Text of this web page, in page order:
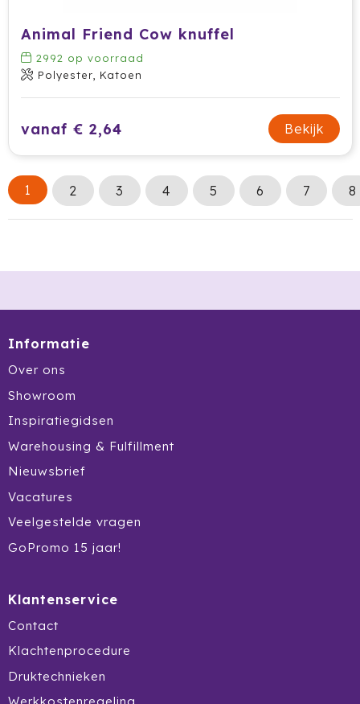
Animal Friend Cow knuffel
2992 op voorraad
Polyester, Katoen
vanaf € 2,64 Bekijk
1 2 3 4 5 6 7 8
Informatie
Over ons
Showroom
Inspiratiegidsen
Warehousing & Fulfillment
Nieuwsbrief
Vacatures
Veelgestelde vragen
GoPromo 15 jaar!
Klantenservice
Contact
Klachtenprocedure
Druktechnieken